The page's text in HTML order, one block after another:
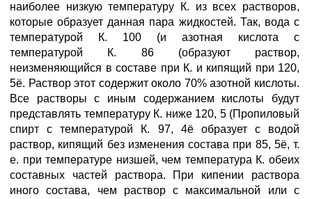
наиболее низкую температуру К. из всех растворов,
которые образует данная пара жидкостей. Так, вода с
температурой К. 100 (и азотная кислота с
температурой К. 86 (образуют раствор,
неизменяющийся в составе при К. и кипящий при 120,
5ё. Раствор этот содержит около 70% азотной кислоты.
Все растворы с иным содержанием кислоты будут
представлять температуру К. ниже 120, 5 (Пропиловый
спирт с температурой К. 97, 4ё образует с водой
раствор, кипящий без изменения состава при 85, 5ё, т.
е. при температуре низшей, чем температура К. обеих
составных частей раствора. При кипении раствора
иного состава, чем раствор с максимальной или с